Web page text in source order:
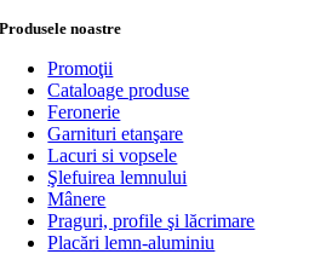
Produsele noastre
Promoţii
Cataloage produse
Feronerie
Garnituri etanşare
Lacuri si vopsele
Şlefuirea lemnului
Mânere
Praguri, profile şi lăcrimare
Placări lemn-aluminiu